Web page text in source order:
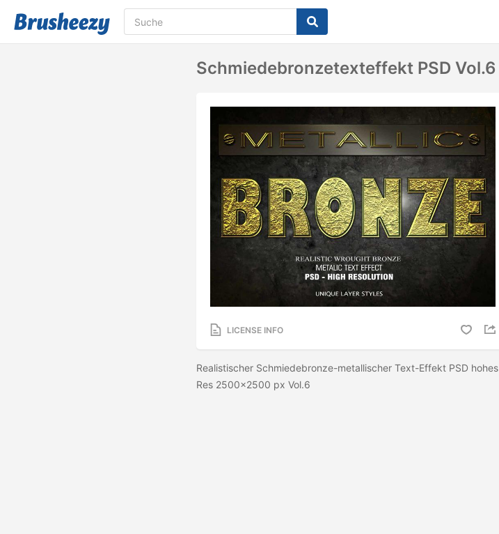
Schmiedebronzetexteffekt PSD Vol.6
LICENSE INFO
Realistischer Schmiedebronze-metallischer Text-Effekt PSD hohes
Res 2500x2500 px Vol.6